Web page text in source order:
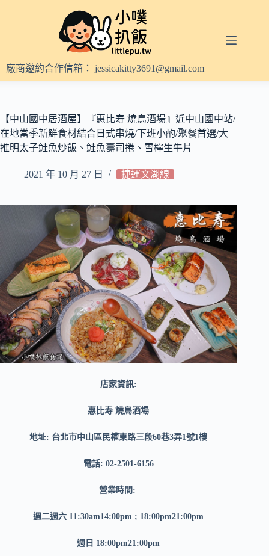
內
容
廠商邀約合作信箱： jessicakitty3691@gmail.com
【中山國中居酒屋】『惠比寿 燒鳥酒場』近中山國中站/
在地當季新鮮食材結合日式串燒/下班小酌/聚餐首選/大
推明太子鮭魚炒飯、鮭魚壽司捲、雪檸生牛片
2021 年 10 月 27 日 捷運文湖線
店家資訊:
惠比寿 燒鳥酒場
地址: 台北市中山區民權東路三段60巷3弄1號1樓
電話: 02-2501-6156
營業時間:
週二週六 11:30am14:00pm ; 18:00pm21:00pm
週日 18:00pm21:00pm